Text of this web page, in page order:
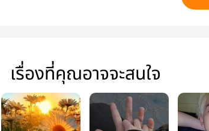
เรื่องที่คุณอาจจะสนใจ